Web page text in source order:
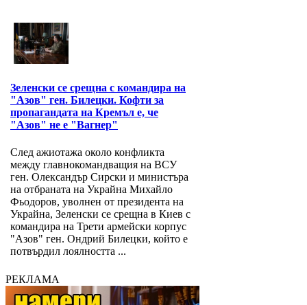
Зеленски се срещна с командира на
"Азов" ген. Билецки. Кофти за
пропагандата на Кремъл е, че
"Азов" не е "Вагнер"
След ажиотажа около конфликта
между главнокомандващия на ВСУ
ген. Олександър Сирски и министъра
на отбраната на Украйна Михайло
Фьодоров, уволнен от президента на
Украйна, Зеленски се срещна в Киев с
командира на Трети армейски корпус
"Азов" ген. Ондрий Билецки, който е
потвърдил лоялността ...
РЕКЛАМА